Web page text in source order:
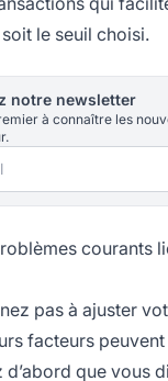
le seuil choisi.
notre newsletter
à connaître les
courants
pas à ajuster
facteurs
que vous